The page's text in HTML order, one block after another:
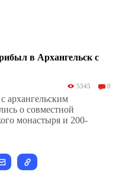
в Архангельск с
5345 0
архангельским
о совместной
монастыря и 200-